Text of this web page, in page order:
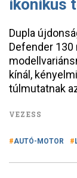
ikonikus
Dupla
Defender
kínál,
túlmutatnak
VEZESS
AUTÓ-MOTOR